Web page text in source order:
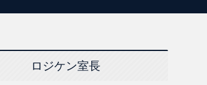
ロジケン室長